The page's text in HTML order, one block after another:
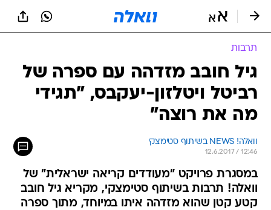
תרבות
גיל חובב מזדהה עם ספרה של
רביטל ויטלזון-יעקבס, "תגידי
מה את רוצה"
וואלה! NEWS בשיתוף סטימצקי
12.6.2017 / 12:46
במסגרת פרויקט "מעודדים קריאה ישראלית" של
וואלה! תרבות בשיתוף סטימצקי, מקריא גיל חובב
קטע קטן שהוא מזדהה איתו במיוחד, מתוך ספרה